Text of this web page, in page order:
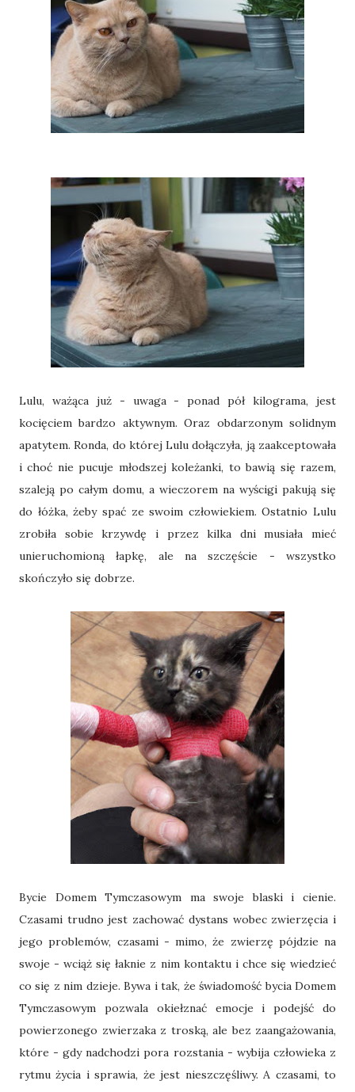
Lulu, ważąca już - uwaga - ponad pół kilograma, jest
kocięciem bardzo aktywnym. Oraz obdarzonym solidnym
apatytem. Ronda, do której Lulu dołączyła, ją zaakceptowała
i choć nie pucuje młodszej koleżanki, to bawią się razem,
szaleją po całym domu, a wieczorem na wyścigi pakują się
do łóżka, żeby spać ze swoim człowiekiem. Ostatnio Lulu
zrobiła sobie krzywdę i przez kilka dni musiała mieć
unieruchomioną łapkę, ale na szczęście - wszystko
skończyło się dobrze.
Bycie Domem Tymczasowym ma swoje blaski i cienie.
Czasami trudno jest zachować dystans wobec zwierzęcia i
jego problemów, czasami - mimo, że zwierzę pójdzie na
swoje - wciąż się łaknie z nim kontaktu i chce się wiedzieć
co się z nim dzieje. Bywa i tak, że świadomość bycia Domem
Tymczasowym pozwala okiełznać emocje i podejść do
powierzonego zwierzaka z troską, ale bez zaangażowania,
które - gdy nadchodzi pora rozstania - wybija człowieka z
rytmu życia i sprawia, że jest nieszczęśliwy. A czasami, to